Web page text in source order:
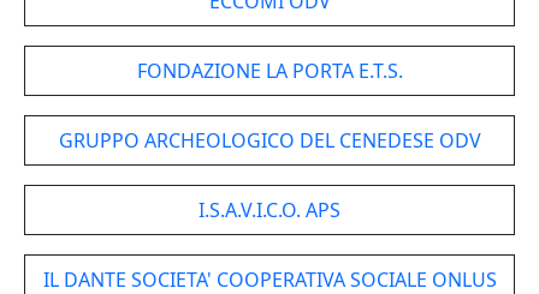
FONDAZIONE LA PORTA E.T.S.
GRUPPO ARCHEOLOGICO DEL CENEDESE ODV
I.S.A.V.I.C.O. APS
IL DANTE SOCIETA' COOPERATIVA SOCIALE ONLUS